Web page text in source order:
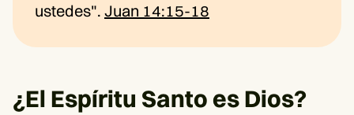
ustedes". Juan 14:15-18
¿El Espíritu Santo es Dios?